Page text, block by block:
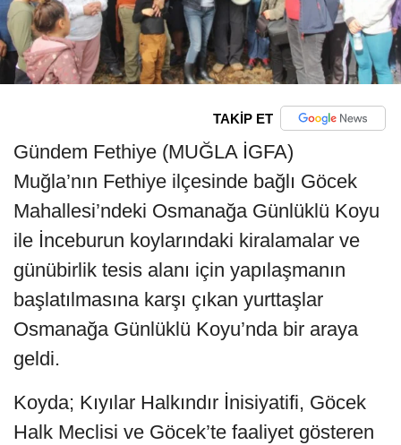
TAKİP ET
Gündem Fethiye (MUĞLA İGFA)
Muğla’nın Fethiye ilçesinde bağlı Göcek
Mahallesi’ndeki Osmanağa Günlüklü Koyu
ile İnceburun koylarındaki kiralamalar ve
günübirlik tesis alanı için yapılaşmanın
başlatılmasına karşı çıkan yurttaşlar
Osmanağa Günlüklü Koyu’nda bir araya
geldi.
Koyda; Kıyılar Halkındır İnisiyatifi, Göcek
Halk Meclisi ve Göcek’te faaliyet gösteren